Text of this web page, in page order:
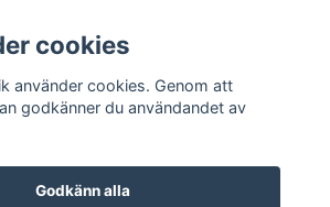
cookies
använder cookies. Genom att
godkänner du användandet av
Godkänn alla